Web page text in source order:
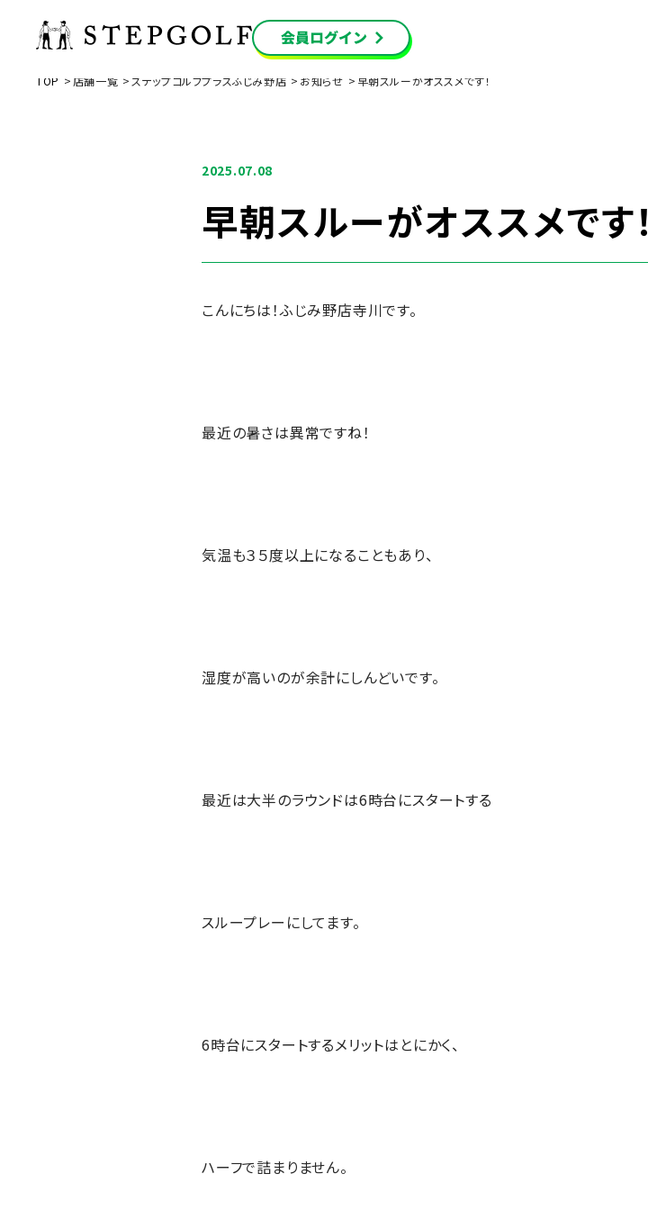
TOP 店舗一覧 ステップゴルフプラスふじみ野店 お知らせ 早朝スルーがオススメです！
2025.07.08
早朝スルーがオススメです！
こんにちは！ふじみ野店寺川です。
最近の暑さは異常ですね！
気温も３５度以上になることもあり、
湿度が高いのが余計にしんどいです。
最近は大半のラウンドは6時台にスタートする
スループレーにしてます。
6時台にスタートするメリットはとにかく、
ハーフで詰まりません。